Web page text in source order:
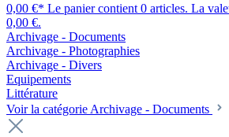
0,00 €* Le panier contient 0 articles. La
0,00 €.
Archivage - Documents
Archivage - Photographies
Archivage - Divers
Equipements
Littérature
Voir la catégorie Archivage - Documents